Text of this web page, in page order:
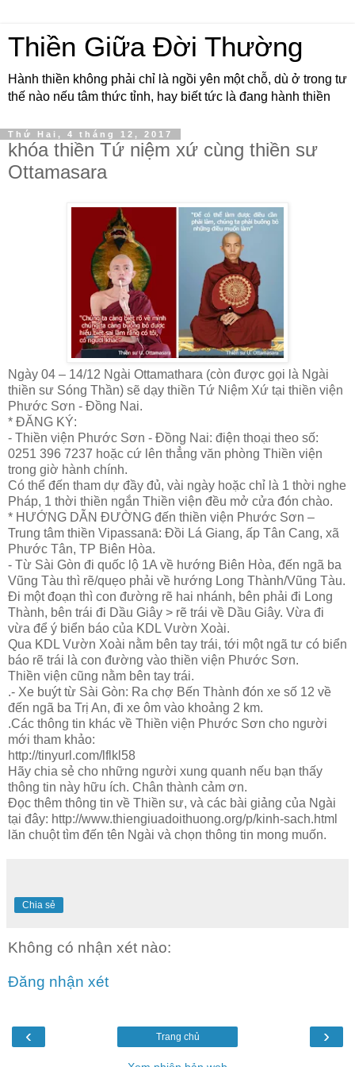
Thiền Giữa Đời Thường
Hành thiền không phải chỉ là ngồi yên một chỗ, dù ở trong tư
thế nào nếu tâm thức tỉnh, hay biết tức là đang hành thiền
Thứ Hai, 4 tháng 12, 2017
khóa thiền Tứ niệm xứ cùng thiền sư
Ottamasara
Ngày 04 – 14/12 Ngài Ottamathara (còn được gọi là Ngài
thiền sư Sóng Thần) sẽ dạy thiền Tứ Niệm Xứ tại thiền viện
Phước Sơn - Đồng Nai.
* ĐĂNG KÝ:
- Thiền viện Phước Sơn - Đồng Nai: điện thoại theo số:
0251 396 7237 hoặc cứ lên thẳng văn phòng Thiền viện
trong giờ hành chính.
Có thể đến tham dự đầy đủ, vài ngày hoặc chỉ là 1 thời nghe
Pháp, 1 thời thiền ngắn Thiền viện đều mở cửa đón chào.
* HƯỚNG DẪN ĐƯỜNG đến thiền viện Phước Sơn –
Trung tâm thiền Vipassanā: Đồi Lá Giang, ấp Tân Cang, xã
Phước Tân, TP Biên Hòa.
- Từ Sài Gòn đi quốc lộ 1A về hướng Biên Hòa, đến ngã ba
Vũng Tàu thì rẽ/quẹo phải về hướng Long Thành/Vũng Tàu.
Đi một đoạn thì con đường rẽ hai nhánh, bên phải đi Long
Thành, bên trái đi Dầu Giây > rẽ trái về Dầu Giây. Vừa đi
vừa để ý biển báo của KDL Vườn Xoài.
Qua KDL Vườn Xoài nằm bên tay trái, tới một ngã tư có biển
báo rẽ trái là con đường vào thiền viện Phước Sơn.
Thiền viện cũng nằm bên tay trái.
.- Xe buýt từ Sài Gòn: Ra chợ Bến Thành đón xe số 12 về
đến ngã ba Trị An, đi xe ôm vào khoảng 2 km.
.Các thông tin khác về Thiền viện Phước Sơn cho người
mới tham khảo:
http://tinyurl.com/lflkl58
Hãy chia sẻ cho những người xung quanh nếu bạn thấy
thông tin này hữu ích. Chân thành cảm ơn.
Đọc thêm thông tin về Thiền sư, và các bài giảng của Ngài
tại đây: http://www.thiengiuadoithuong.org/p/kinh-sach.html
lăn chuột tìm đến tên Ngài và chọn thông tin mong muốn.
Chia sẻ
Không có nhận xét nào:
Đăng nhận xét
‹ ›
Trang chủ